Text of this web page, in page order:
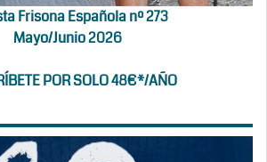
Frisona Española nº 273
Mayo/Junio 2026
POR SOLO 48€*/AÑO